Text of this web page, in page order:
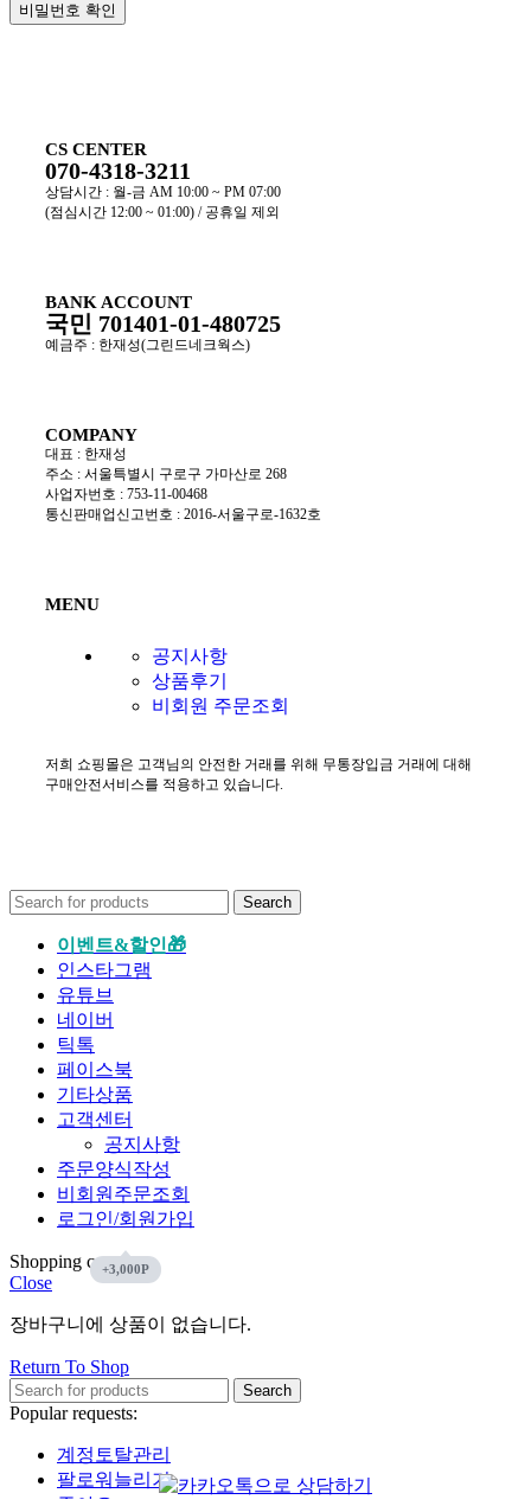
비밀번호 확인
CS CENTER
070-4318-3211
상담시간 : 월-금 AM 10:00 ~ PM 07:00
(점심시간 12:00 ~ 01:00) / 공휴일 제외
BANK ACCOUNT
국민 701401-01-480725
예금주 : 한재성(그린드네크웍스)
COMPANY
대표 : 한재성
주소 : 서울특별시 구로구 가마산로 268
사업자번호 : 753-11-00468
통신판매업신고번호 : 2016-서울구로-1632호
MENU
공지사항
상품후기
비회원 주문조회
저희 쇼핑몰은 고객님의 안전한 거래를 위해 무통장입금 거래에 대해
구매안전서비스를 적용하고 있습니다.
Search
이벤트&할인🎁
인스타그램
유튜브
네이버
틱톡
페이스북
기타상품
고객센터
공지사항
주문양식작성
비회원주문조회
로그인/회원가입
Shopping cart
Close
장바구니에 상품이 없습니다.
Return To Shop
Search
Popular requests:
계정토탈관리
팔로워늘리기